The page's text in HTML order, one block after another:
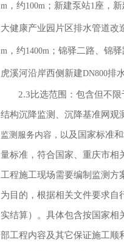
m ，约100m ；新建泵站1 座，
大健康产业园片区排水管道改
m ，约1400m ；锦驿二路、锦
虎溪河沿岸西侧新建DN800排
2.3比选范围：包含但不
结构沉降监测、沉降基准网观
监测服务内容，以 及国家标准
量标准，符合国家、重庆市相
工程施工现场需要编制监测方
为目的，根据相关文件要求自
实结算）。具体包含按国家相
部工程内容及其它保证施工顺